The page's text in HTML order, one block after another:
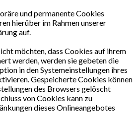
und permanente Cookies
hierüber im Rahmen unserer
auf.
möchten, dass Cookies auf ihrem
werden, werden sie gebeten die
in den Systemeinstellungen ihres
Gespeicherte Cookies können
des Browsers gelöscht
von Cookies kann zu
dieses Onlineangebotes